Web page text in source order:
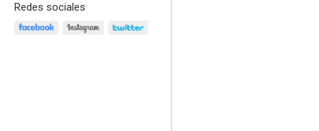
Redes sociales